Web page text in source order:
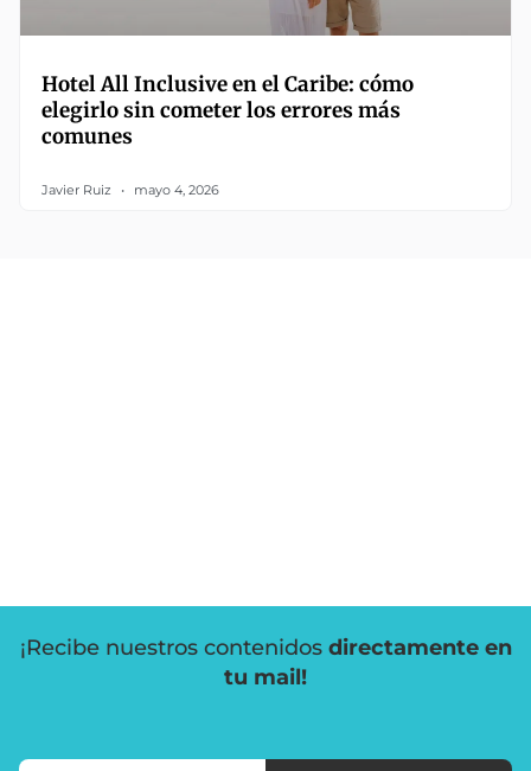
Hotel All Inclusive en el Caribe: cómo
elegirlo sin cometer los errores más
comunes
Javier Ruiz mayo 4, 2026
¡Recibe nuestros contenidos directamente en
tu mail!